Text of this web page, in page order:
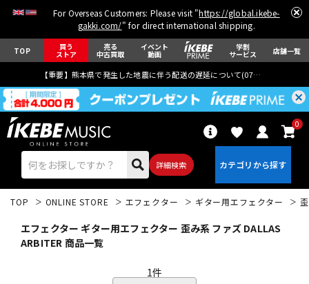
For Overseas Customers: Please visit "https://global.ikebe-
gakki.com/" for direct international shipping.
TOP 買う
ストア
売る
中古買取
イベント
動画
学割
サービス 店舗一覧
【重要】熊本県で発生した地震に伴う配送の遅延について(07月29日
詳細検索
0
TOP ONLINE STORE エフェクター ギター用エフェクター
エフェクター ギター用エフェクター 歪み系 ファズ DALLAS
ARBITER 商品一覧
1件